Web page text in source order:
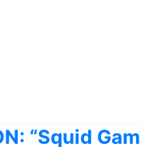
“Squid